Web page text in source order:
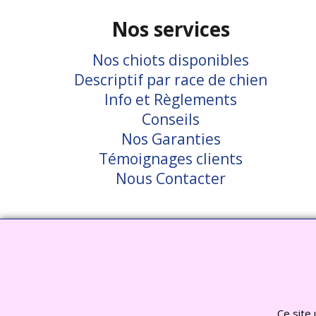
Nos services
Nos chiots disponibles
Descriptif par race de chien
Info et Règlements
Conseils
Nos Garanties
Témoignages clients
Nous Contacter
Ce site